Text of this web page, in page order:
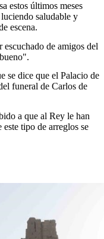
estos últimos meses
saludable y
escena.
de amigos del
se dice que el Palacio de
funeral de Carlos de
a que al Rey le han
tipo de arreglos se